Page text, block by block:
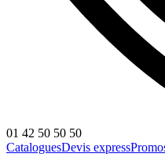
01 42 50 50 50
CataloguesDevis express